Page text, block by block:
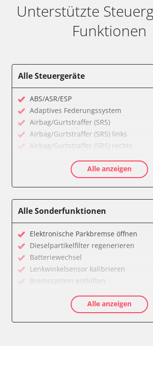
Unterstützte
Funktionen
Alle Steuergeräte
ABS/ASR/ESP
Adaptives Federungssystem
Airbag/Gurtstraffer (SRS)
Airbag/Gurtstraffer (SRS) links
Airbag/Gurtstraffer (SRS) rechts
Aktivlenkung
Anhängersteuergerät
Bedieneinheit Mittelkonsole
Bordcomputer
CD-Wechsler
Command
Dachbedieneinheit (DBE)
Dämpfungssystem hinten links
Dämpfungssystem hinten rechts
Dämpfungssystem vorne links
Dämpfungssystem vorne rechts
Alle anzeigen
Alle Sonderfunktionen
Elektronische Parkbremse öffnen
Dieselpartikelfilter regenerieren
Batteriewechsel
Lenkwinkelsensor kalibrieren
Bremssystem entlüften
Elektronische Parkbremse kalibrieren
Ölservicerückstellung
Alle anzeigen